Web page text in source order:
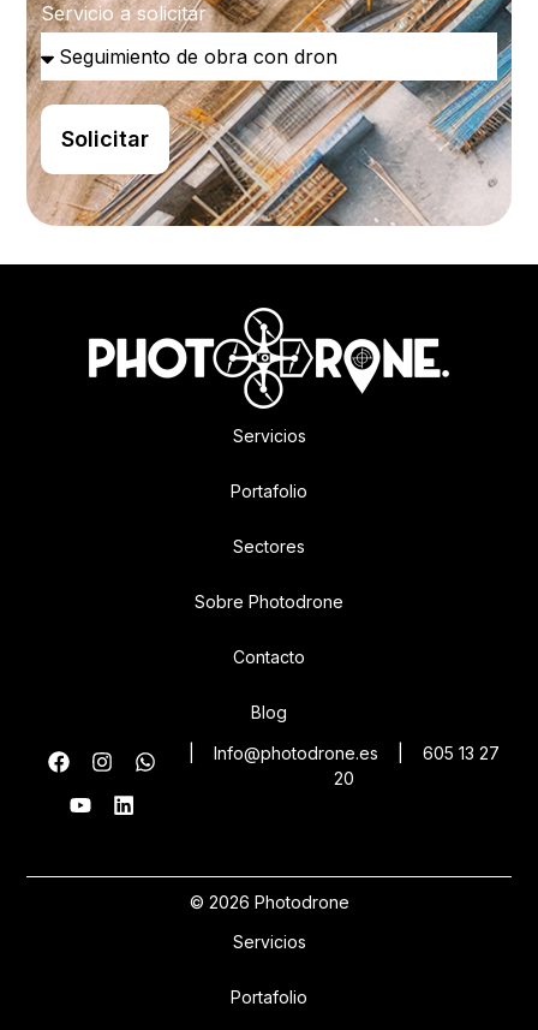
Servicio a solicitar
Solicitar
Servicios
Portafolio
Sectores
Sobre Photodrone
Contacto
Blog
Info@photodrone.es
605 13 27
20
© 2026 Photodrone
Servicios
Portafolio